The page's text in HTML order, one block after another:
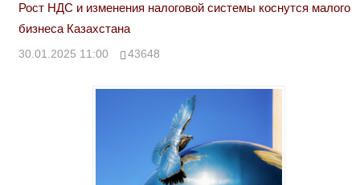
Рост НДС и изменения налоговой системы коснутся малого
бизнеса Казахстана
30.01.2025 11:00 43648